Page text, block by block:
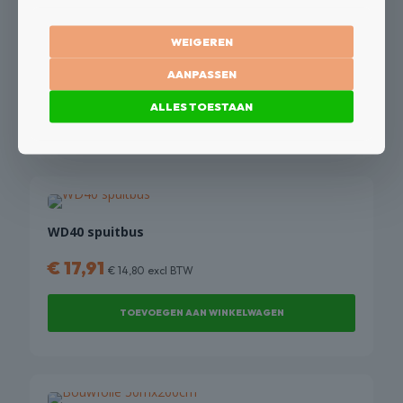
variaties.
kan
worden
OPTIES SELECTEREN
meerdere
variaties.
optie
worden
WD40 spuitbus
€17,91 € 14,80 excl BTW
TOEVOEGEN AAN WINKELWAGEN
WEIGEREN
AANPASSEN
ALLES TOESTAAN